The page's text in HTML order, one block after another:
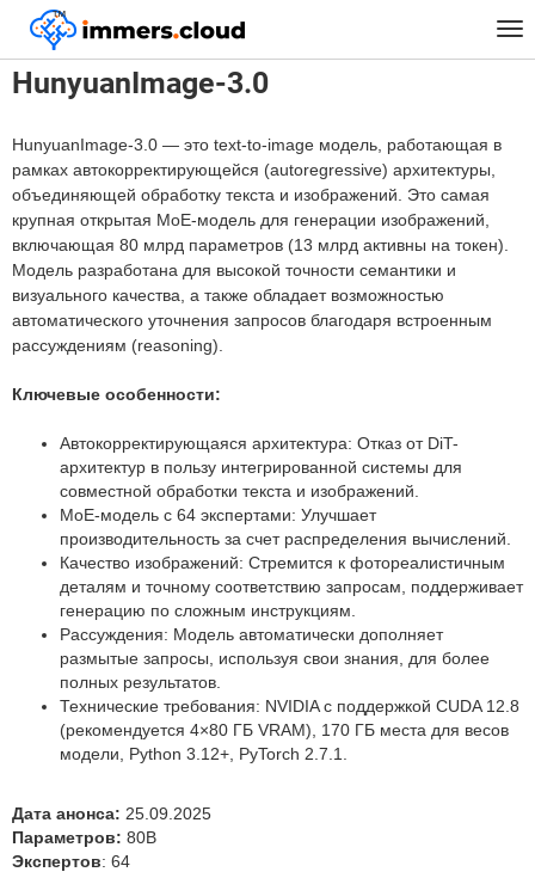
™
Главная Модели HunyuanImage-3.0
HunyuanImage-3.0
HunyuanImage-3.0 — это text-to-image модель, работающая в
рамках автокорректирующейся (autoregressive) архитектуры,
объединяющей обработку текста и изображений. Это самая
крупная открытая MoE-модель для генерации изображений,
включающая 80 млрд параметров (13 млрд активны на токен).
Модель разработана для высокой точности семантики и
визуального качества, а также обладает возможностью
автоматического уточнения запросов благодаря встроенным
рассуждениям (reasoning).
Ключевые особенности:
Автокорректирующаяся архитектура: Отказ от DiT-
архитектур в пользу интегрированной системы для
совместной обработки текста и изображений.
MoE-модель с 64 экспертами: Улучшает
производительность за счет распределения вычислений.
Качество изображений: Стремится к фотореалистичным
деталям и точному соответствию запросам, поддерживает
генерацию по сложным инструкциям.
Рассуждения: Модель автоматически дополняет
размытые запросы, используя свои знания, для более
полных результатов.
Технические требования: NVIDIA с поддержкой CUDA 12.8
(рекомендуется 4×80 ГБ VRAM), 170 ГБ места для весов
модели, Python 3.12+, PyTorch 2.7.1.
Дата анонса: 25.09.2025
Параметров: 80B
Экспертов: 64